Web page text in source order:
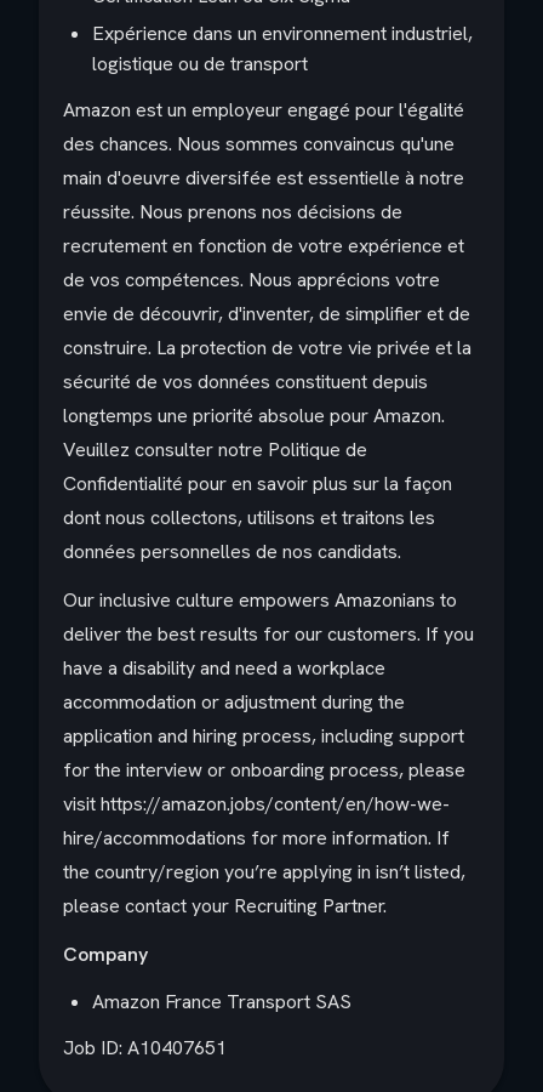
Expérience dans un environnement industriel,
logistique ou de transport
Amazon est un employeur engagé pour l'égalité
des chances. Nous sommes convaincus qu'une
main d'oeuvre diversifée est essentielle à notre
réussite. Nous prenons nos décisions de
recrutement en fonction de votre expérience et
de vos compétences. Nous apprécions votre
envie de découvrir, d'inventer, de simplifier et de
construire. La protection de votre vie privée et la
sécurité de vos données constituent depuis
longtemps une priorité absolue pour Amazon.
Veuillez consulter notre Politique de
Confidentialité pour en savoir plus sur la façon
dont nous collectons, utilisons et traitons les
données personnelles de nos candidats.
Our inclusive culture empowers Amazonians to
deliver the best results for our customers. If you
have a disability and need a workplace
accommodation or adjustment during the
application and hiring process, including support
for the interview or onboarding process, please
visit https://amazon.jobs/content/en/how-we-
hire/accommodations for more information. If
the country/region you’re applying in isn’t listed,
please contact your Recruiting Partner.
Company
Amazon France Transport SAS
Job ID: A10407651